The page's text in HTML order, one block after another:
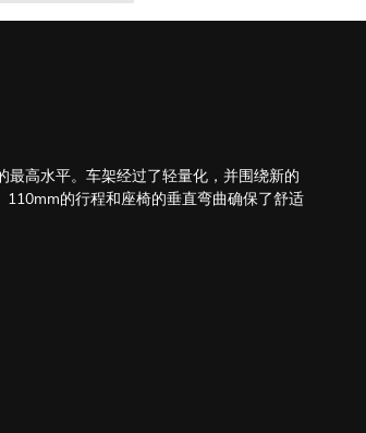
高水平。车架经过了轻量化，并围绕新的
的行程和座椅的垂直弯曲确保了舒适